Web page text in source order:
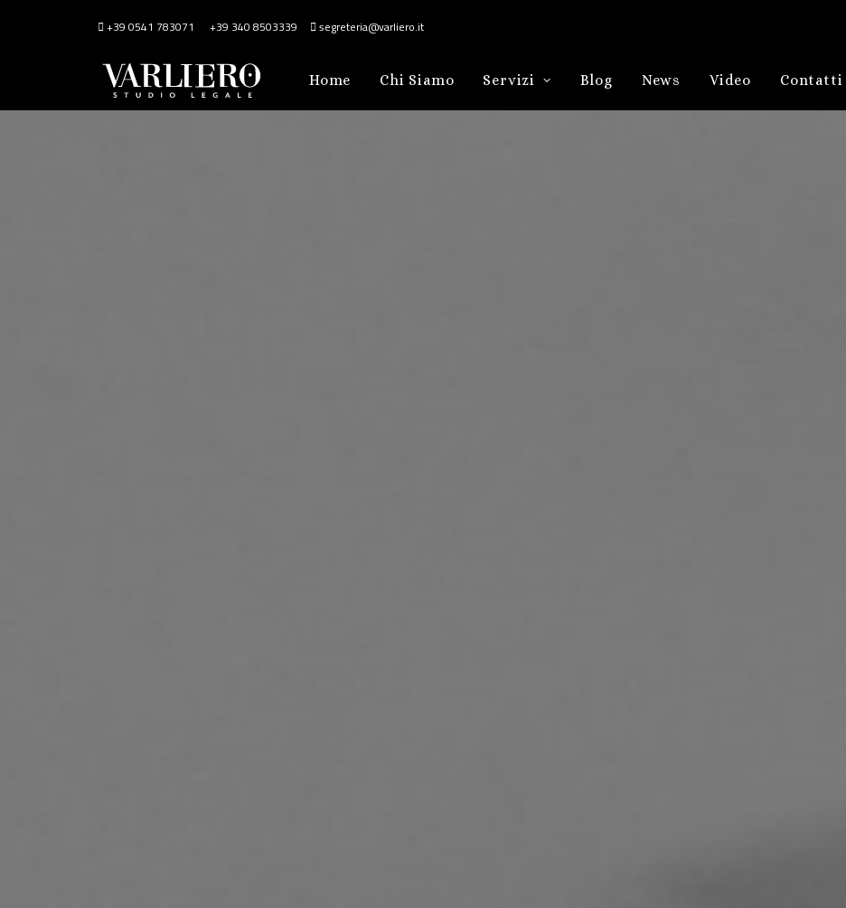
+39 0541 783071 +39 340 8503339 segreteria@varliero.it
Home Chi Siamo Servizi Blog News Video Contatti